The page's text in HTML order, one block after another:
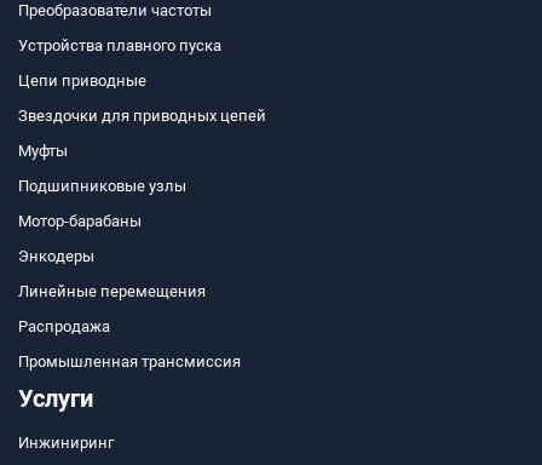
Преобразователи частоты
Устройства плавного пуска
Цепи приводные
Звездочки для приводных цепей
Муфты
Подшипниковые узлы
Мотор-барабаны
Энкодеры
Линейные перемещения
Распродажа
Промышленная трансмиссия
Услуги
Инжиниринг